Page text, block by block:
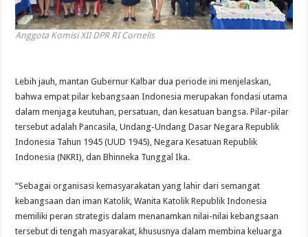
Anggota Komisi XII DPR RI Cornelis
Lebih jauh, mantan Gubernur Kalbar dua periode ini menjelaskan,
bahwa empat pilar kebangsaan Indonesia merupakan fondasi utama
dalam menjaga keutuhan, persatuan, dan kesatuan bangsa. Pilar-pilar
tersebut adalah Pancasila, Undang-Undang Dasar Negara Republik
Indonesia Tahun 1945 (UUD 1945), Negara Kesatuan Republik
Indonesia (NKRI), dan Bhinneka Tunggal Ika.
“Sebagai organisasi kemasyarakatan yang lahir dari semangat
kebangsaan dan iman Katolik, Wanita Katolik Republik Indonesia
memiliki peran strategis dalam menanamkan nilai-nilai kebangsaan
tersebut di tengah masyarakat, khususnya dalam membina keluarga